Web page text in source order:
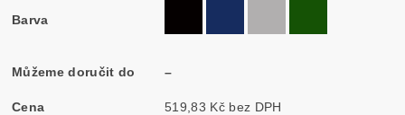
Barva
Můžeme doručit do –
Cena 519,83 Kč bez DPH